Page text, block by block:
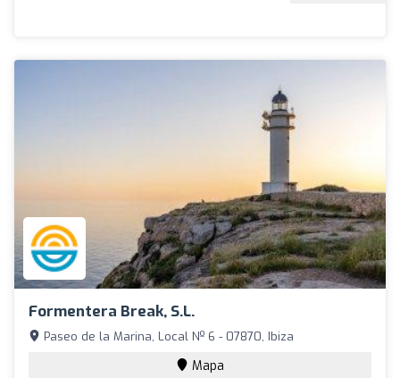
Formentera Break, S.L.
Paseo de la Marina, Local Nº 6 - 07870, Ibiza
Mapa